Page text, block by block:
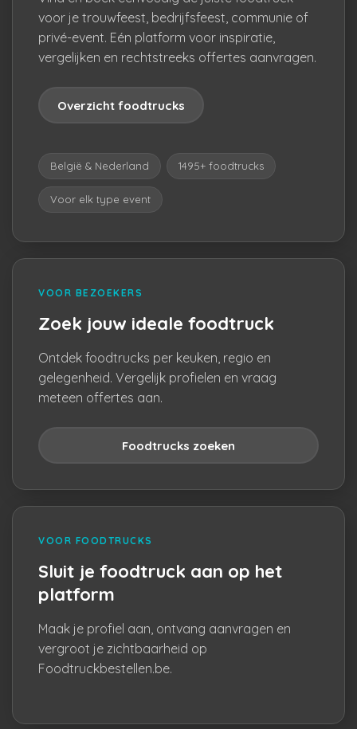
voor je trouwfeest, bedrijfsfeest, communie of
privé-event. Eén platform voor inspiratie,
vergelijken en rechtstreeks offertes aanvragen.
Overzicht foodtrucks
België & Nederland 1495+ foodtrucks
Voor elk type event
VOOR BEZOEKERS
Zoek jouw ideale foodtruck
Ontdek foodtrucks per keuken, regio en
gelegenheid. Vergelijk profielen en vraag
meteen offertes aan.
Foodtrucks zoeken
VOOR FOODTRUCKS
Sluit je foodtruck aan op het
platform
Maak je profiel aan, ontvang aanvragen en
vergroot je zichtbaarheid op
Foodtruckbestellen.be.